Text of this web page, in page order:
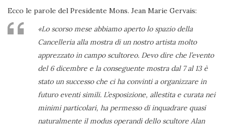
Ecco le parole del Presidente Mons. Jean Marie Gervais:
«Lo scorso mese abbiamo aperto lo spazio della
Cancelleria alla mostra di un nostro artista molto
apprezzato in campo scultoreo. Devo dire che l’evento
del 6 dicembre e la conseguente mostra dal 7 al 13 è
stato un successo che ci ha convinti a organizzare in
futuro eventi simili. L’esposizione, allestita e curata nei
minimi particolari, ha permesso di inquadrare quasi
naturalmente il modus operandi dello scultore Alan